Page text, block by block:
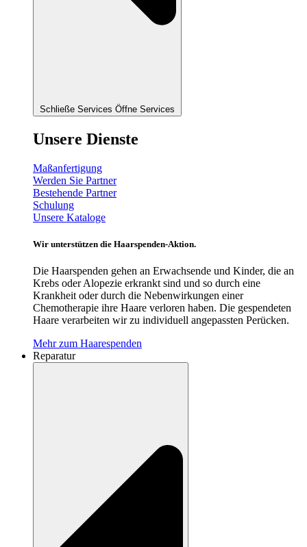
Schließe Services Öffne Services
Unsere Dienste
Maßanfertigung
Werden Sie Partner
Bestehende Partner
Schulung
Unsere Kataloge
Wir unterstützen die Haarspenden-Aktion.
Die Haarspenden gehen an Erwachsende und Kinder, die an
Krebs oder Alopezie erkrankt sind und so durch eine
Krankheit oder durch die Nebenwirkungen einer
Chemotherapie ihre Haare verloren haben. Die gespendeten
Haare verarbeiten wir zu individuell angepassten Perücken.
Mehr zum Haarespenden
Reparatur